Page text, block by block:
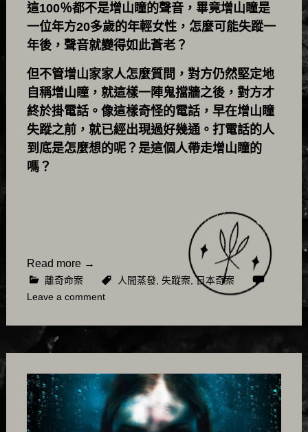
這100％都不是增山瞳的聲音，畢竟增山瞳是
一位年方20多歲的年輕女性，怎麼可能失蹤一
年後，聲音就變得如此蒼老？
但不管增山家家人怎麼質問，對方仍然堅定地
自稱增山瞳，就這樣一陣鬼擋牆之後，對方才
終於掛電話。像這樣奇怪的電話，早在增山瞳
失蹤之前，就已經出現過好幾通。打電話的人
到底是怎麼想的呢？是這個人帶走增山瞳的
嗎？
Read more →
離奇命案 人間蒸發, 失蹤案,日本奇案
Leave a comment